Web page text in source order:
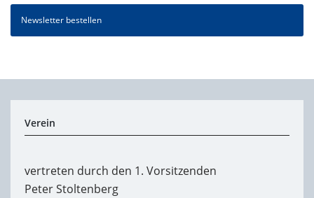
Newsletter bestellen
Verein
vertreten durch den 1. Vorsitzenden
Peter Stoltenberg